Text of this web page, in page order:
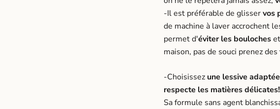
-Il est préférable de glisservos
de machine à laver accrochent
permet d'éviter les bouloches
maison, pas de souci prenez des
-Choisissez une lessive adaptée
respecte les matières délicates!
Sa formule sans agent